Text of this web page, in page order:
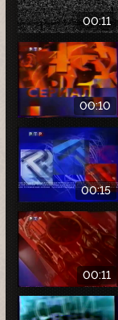
00:11
00:10
00:15
00:11